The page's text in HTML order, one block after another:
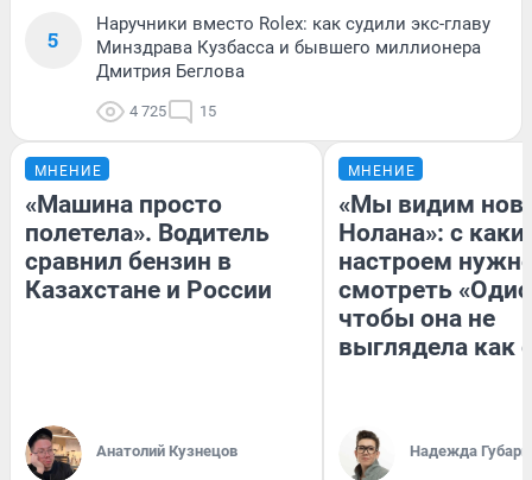
5
Наручники вместо Rolex: как судили экс-главу
Минздрава Кузбасса и бывшего миллионера
Дмитрия Беглова
4 725 15
МНЕНИЕ
«Машина просто
полетела». Водитель
сравнил бензин в
Казахстане и России
Анатолий Кузнецов
МНЕНИЕ
«Мы видим
Нолана»: с
настроем
смотреть
чтобы она не
выглядела как
Надежда Губарь